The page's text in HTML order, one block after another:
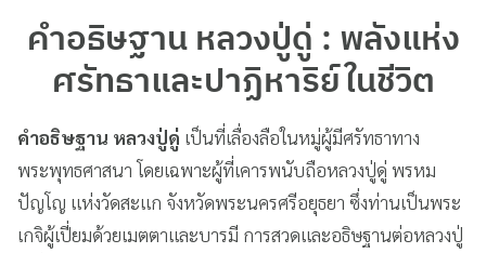
คำอธิษฐาน หลวงปู่ดู่ : พลังแห่ง
ศรัทธาและปาฏิหาริย์ในชีวิต
คำอธิษฐาน หลวงปู่ดู่ เป็นที่เลื่องลือในหมู่ผู้มีศรัทธาทาง
พระพุทธศาสนา โดยเฉพาะผู้ที่เคารพนับถือหลวงปู่ดู่ พรหม
ปัญโญ แห่งวัดสะแก จังหวัดพระนครศรีอยุธยา ซึ่งท่านเป็นพระ
เกจิผู้เปี่ยมด้วยเมตตาและบารมี การสวดและอธิษฐานต่อหลวงปู่